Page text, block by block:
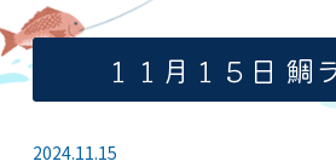
１１月１５日 鯛
2024.11.15